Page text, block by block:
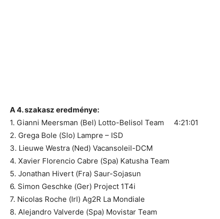
A 4. szakasz eredménye:
1. Gianni Meersman (Bel) Lotto-Belisol Team 4:21:01
2. Grega Bole (Slo) Lampre – ISD
3. Lieuwe Westra (Ned) Vacansoleil-DCM
4. Xavier Florencio Cabre (Spa) Katusha Team
5. Jonathan Hivert (Fra) Saur-Sojasun
6. Simon Geschke (Ger) Project 1T4i
7. Nicolas Roche (Irl) Ag2R La Mondiale
8. Alejandro Valverde (Spa) Movistar Team